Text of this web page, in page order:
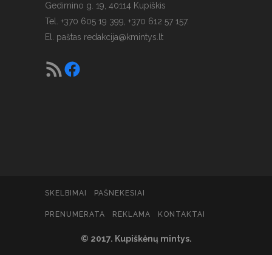
Gedimino g. 19, 40114 Kupiškis
Tel. +370 605 19 399, +370 612 57 157.
El. paštas redakcija@kmintys.lt
SKELBIMAI PAŠNEKESIAI
© 2017. Kupiškėnų mintys.
PRENUMERATA REKLAMA KONTAKTAI